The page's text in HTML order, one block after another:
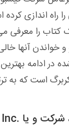
راه اندازی
کتاب را معرفی
خواندن آنها
در ادامه
است که به